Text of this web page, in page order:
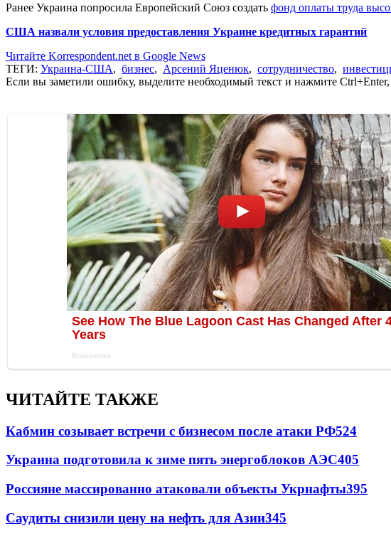
Ранее Украина попросила Европейский Союз создать фонд оплаты труда
США назвали условия предоставления Украине кредитных гарантий
Читайте Korrespondent.net в Google News
ТЕГИ: Украина-США, бизнес, Арсений Яценюк, сотрудничество,
Если вы заметили ошибку, выделите необходимый текст и нажмите
ЧИТАЙТЕ ТАКЖЕ
Кабмин созывает встречи с бизнесом после атаки РФ524
Украина подготовила к зиме пять энергоблоков АЭС405
Россияне массированно атаковали объекты Укрнафты395
Саудиты снизили цену на нефть для Азии345